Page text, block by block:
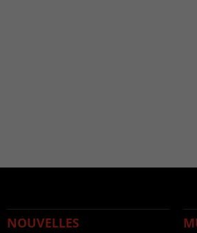
NOUVELLES